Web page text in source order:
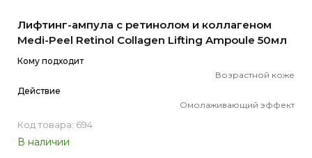
Лифтинг-ампула с ретинолом и коллагеном
Medi-Peel Retinol Collagen Lifting Ampoule 50мл
Кому подходит
Возрастной коже
Действие
Омолаживающий эффект
Код товара: 694
В наличии